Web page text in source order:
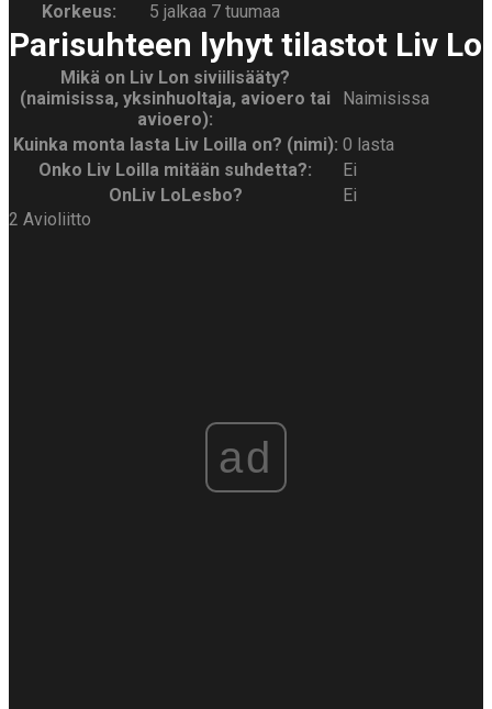
Korkeus:
5 jalkaa 7 tuumaa
Parisuhteen lyhyt tilastot Liv Lo
Mikä on Liv Lon siviilisääty?
(naimisissa, yksinhuoltaja, avioero tai
avioero):
Naimisissa
Kuinka monta lasta Liv Loilla on? (nimi): 0 lasta
Onko Liv Loilla mitään suhdetta?:
Ei
OnLiv LoLesbo?
Ei
2 Avioliitto
ad